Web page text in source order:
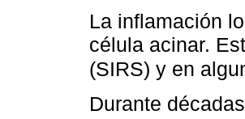
La inflamación
célula acinar.
(SIRS) y en
Durante